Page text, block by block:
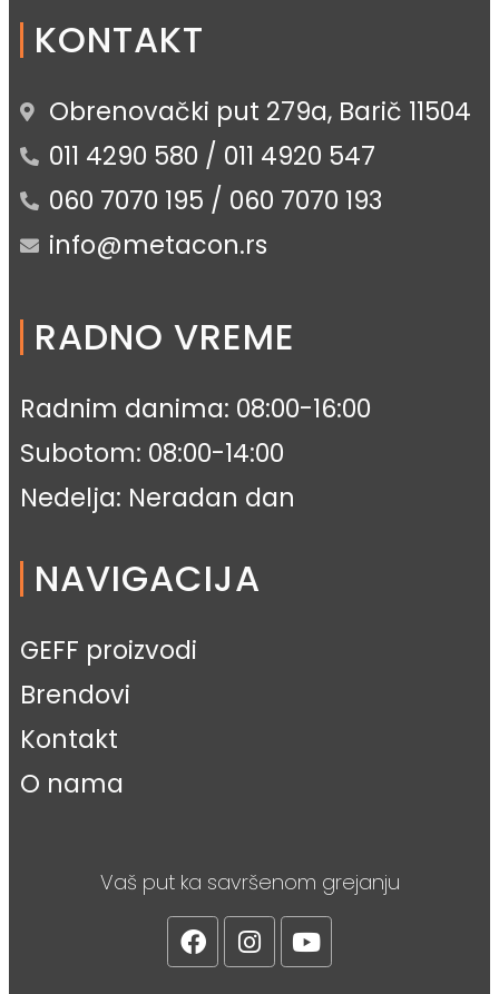
KONTAKT
Obrenovački put 279a, Barič 11504
011 4290 580 / 011 4920 547
060 7070 195 / 060 7070 193
info@metacon.rs
RADNO VREME
Radnim danima: 08:00-16:00
Subotom: 08:00-14:00
Nedelja: Neradan dan
NAVIGACIJA
GEFF proizvodi
Brendovi
Kontakt
O nama
Vaš put ka savršenom grejanju